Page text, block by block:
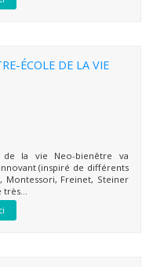
ÉCOLE DE LA VIE
la vie Neo-bienêtre va
(inspiré de différents
Montessori, Freinet, Steiner
très...